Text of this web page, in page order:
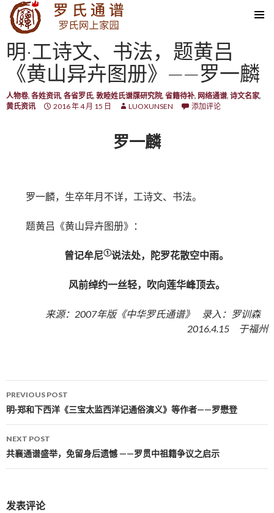
SKIP TO CONTENT
明·工诗文、书法，题黄吕
《黄山异卉图册》——罗一麟
人物卷, 各姓资讯, 各省罗氏, 敦睦姓氏谱牒研究院, 省籍待补, 网络通谱, 诗文名家,
黄氏资讯
2016 年 4 月 15 日 LUOXUNSEN 添加评论
罗一麟
罗一麟，生卒年月不详，工诗文、书法。
题黄吕《黄山异卉图册》：
曾记牟尼①说法处，陀罗花散空中雨。
风前绰约一丝轻，吹向莲华峰顶去。
来源：2007年版《中华罗氏通谱》 录入：罗训森
2016.4.15 于福州
Post navigation
PREVIOUS POST
明·郑和下西洋《三宝太监西洋记通俗演义》等作者——罗懋登
NEXT POST
共襄通谱盛举，免留身后遗憾 ——罗贯中祖籍争议之启示
发表评论